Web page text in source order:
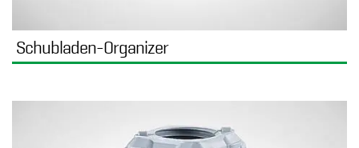
Schubladen-Organizer